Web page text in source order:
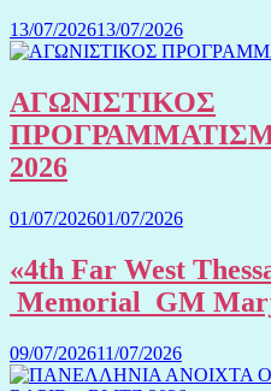
13/07/202613/07/2026
ΑΓΩΝΙΣΤΙΚΟΣ
2026
01/07/202601/07/2026
«4th Far West
Memorial GM
09/07/202611/07/2026